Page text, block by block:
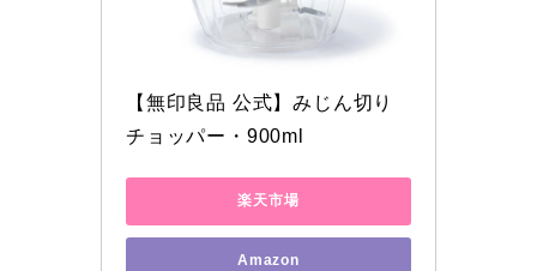
【無印良品 公式】みじん切り
チョッパー・900ml
楽天市場
Amazon